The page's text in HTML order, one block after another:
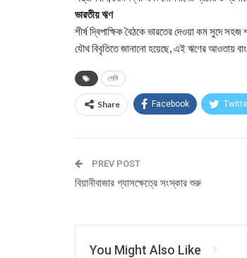
ভারতীয় ঋণ
শীর্ষ দ্বিপাক্ষিক বৈঠকে ভারতের দেওয়া কম সুদে
যৌথ বিবৃতিতে জানানো হয়েছে, এই ঋণের আওতায়
সেমি
Share Facebook
PREV POST
বিয়ানীবাজার গ্যাসক্ষেত্রে সংস্কার শুরু
You Might Also Like